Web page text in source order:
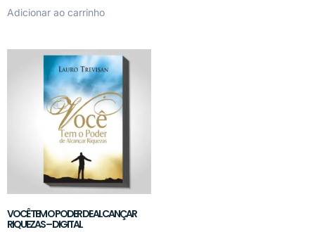
Adicionar ao carrinho
VOCÊ TEM O PODER DE ALCANÇAR
RIQUEZAS – DIGITAL